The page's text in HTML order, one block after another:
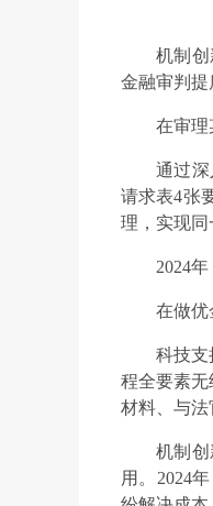
机制
金融审判提
在审理
通过
请求表4张
理，实现同
2024
在做
科技支
程全要素无
材料、与法
机制
用。2024